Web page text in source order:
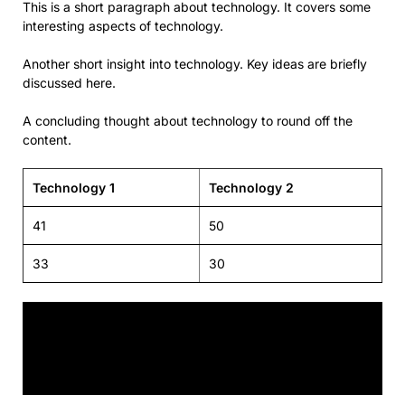
This is a short paragraph about technology. It covers some
interesting aspects of technology.
Another short insight into technology. Key ideas are briefly
discussed here.
A concluding thought about technology to round off the
content.
Technology 1 Technology 2
41 50
33 30